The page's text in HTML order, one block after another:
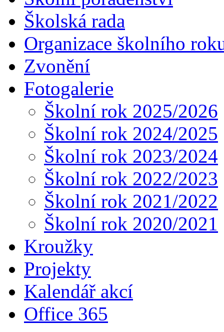
Školská rada
Organizace školního
Zvonění
Fotogalerie
Školní rok 2025/2026
Školní rok 2024/2025
Školní rok 2023/2024
Školní rok 2022/2023
Školní rok 2021/2022
Školní rok 2020/2021
Kroužky
Projekty
Kalendář akcí
Office 365